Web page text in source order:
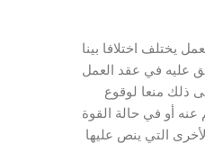
يختلف اختلافا بينا
عليه في عقد العمل
ذلك منعا لوقوع
عنه أو في حالة القوة
التي ينص عليها